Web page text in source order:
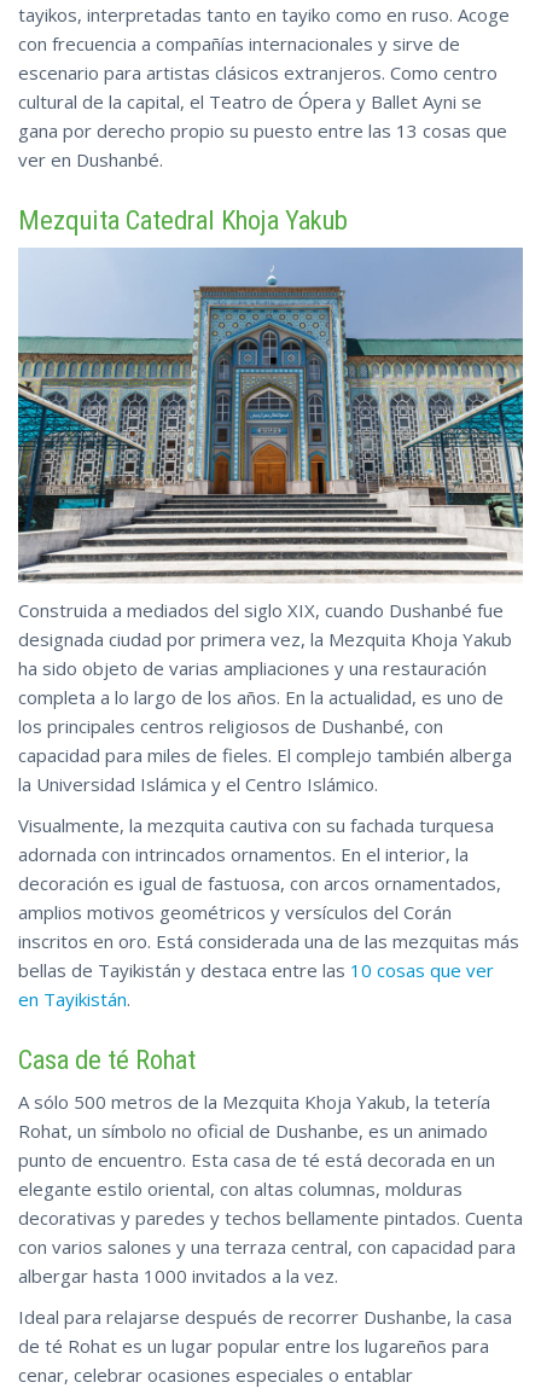
tayikos, interpretadas tanto en tayiko como en ruso. Acoge
con frecuencia a compañías internacionales y sirve de
escenario para artistas clásicos extranjeros. Como centro
cultural de la capital, el Teatro de Ópera y Ballet Ayni se
gana por derecho propio su puesto entre las 13 cosas que
ver en Dushanbé.
Mezquita Catedral Khoja Yakub
Construida a mediados del siglo XIX, cuando Dushanbé fue
designada ciudad por primera vez, la Mezquita Khoja Yakub
ha sido objeto de varias ampliaciones y una restauración
completa a lo largo de los años. En la actualidad, es uno de
los principales centros religiosos de Dushanbé, con
capacidad para miles de fieles. El complejo también alberga
la Universidad Islámica y el Centro Islámico.
Visualmente, la mezquita cautiva con su fachada turquesa
adornada con intrincados ornamentos. En el interior, la
decoración es igual de fastuosa, con arcos ornamentados,
amplios motivos geométricos y versículos del Corán
inscritos en oro. Está considerada una de las mezquitas más
bellas de Tayikistán y destaca entre las 10 cosas que ver
en Tayikistán.
Casa de té Rohat
A sólo 500 metros de la Mezquita Khoja Yakub, la tetería
Rohat, un símbolo no oficial de Dushanbe, es un animado
punto de encuentro. Esta casa de té está decorada en un
elegante estilo oriental, con altas columnas, molduras
decorativas y paredes y techos bellamente pintados. Cuenta
con varios salones y una terraza central, con capacidad para
albergar hasta 1000 invitados a la vez.
Ideal para relajarse después de recorrer Dushanbe, la casa
de té Rohat es un lugar popular entre los lugareños para
cenar, celebrar ocasiones especiales o entablar